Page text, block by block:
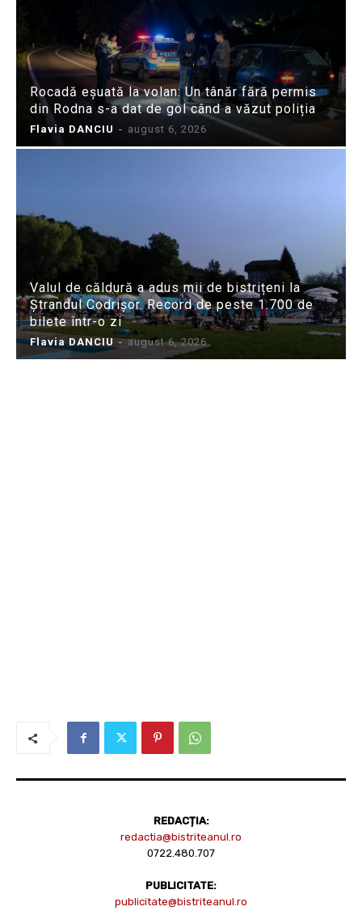
Rocadă eșuată la volan: Un tânăr fără permis
din Rodna s-a dat de gol când a văzut poliția
Flavia DANCIU - august 6, 2026
Valul de căldură a adus mii de bistrițeni la
Ștrandul Codrișor. Record de peste 1.700 de
bilete într-o zi
Flavia DANCIU - august 6, 2026
REDACȚIA:
redactia@bistriteanul.ro
0722.480.707
PUBLICITATE:
publicitate@bistriteanul.ro